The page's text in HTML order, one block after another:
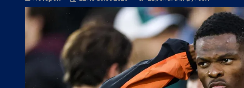
БГ Футбол:Янев: Без добър резултат
БГ Футбол: По примера на Левски: Кайрат